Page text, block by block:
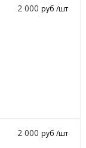
2 000руб /шт
2 000руб /шт